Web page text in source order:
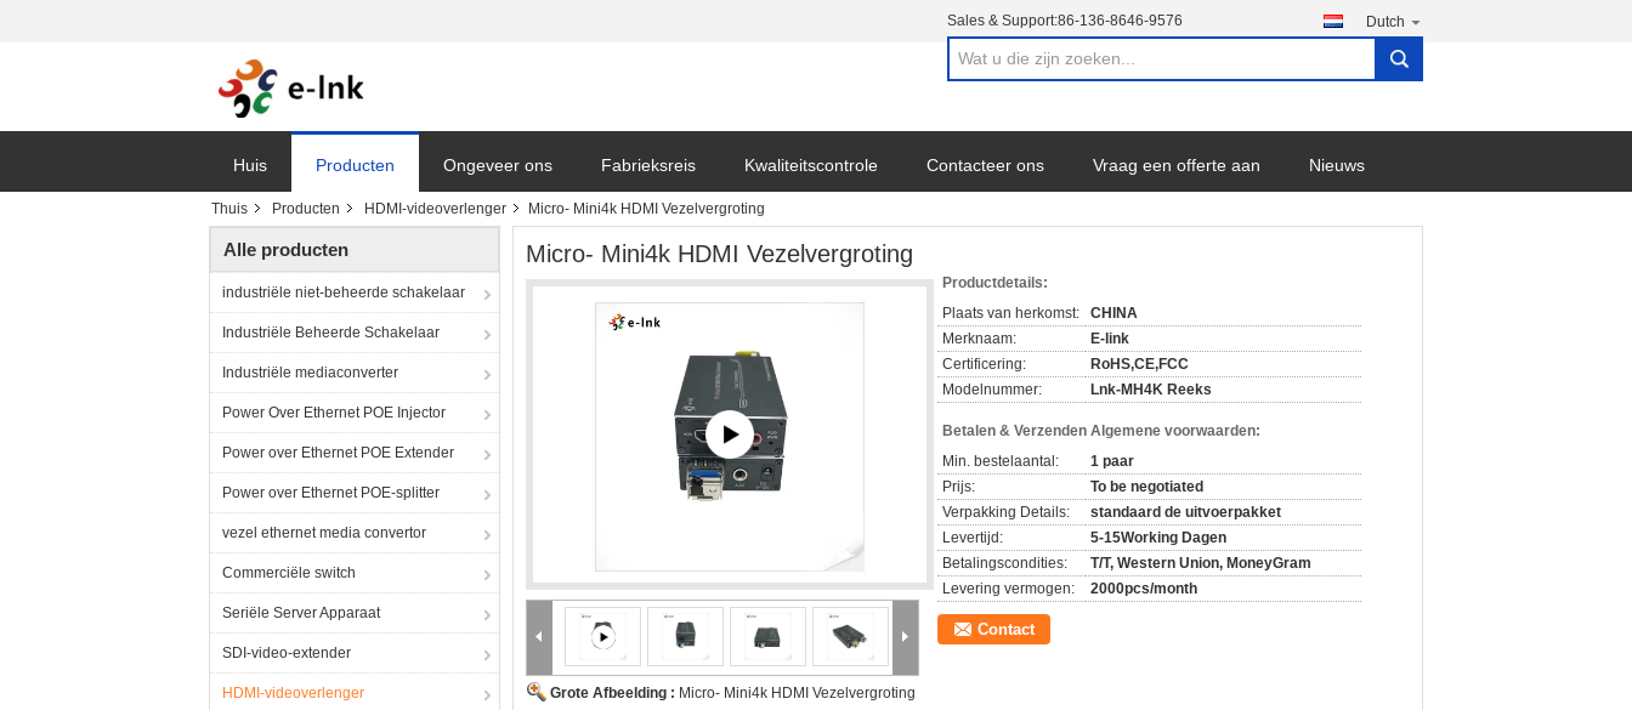
Sales & Support:86-136-8646-9576 Dutch
search
Huis Producten Ongeveer ons Fabrieksreis Kwaliteitscontrole Contacteer ons Vraag een offerte aan Nieuws
Thuis Producten HDMI-videoverlenger Micro- Mini4k HDMI Vezelvergroting
Alle producten
industriële niet-beheerde schakelaar
Industriële Beheerde Schakelaar
Industriële mediaconverter
Power Over Ethernet POE Injector
Power over Ethernet POE Extender
Power over Ethernet POE-splitter
vezel ethernet media convertor
Commerciële switch
Seriële Server Apparaat
SDI-video-extender
HDMI-videoverlenger
Micro- Mini4k HDMI Vezelvergroting
Grote Afbeelding : Micro- Mini4k HDMI Vezelvergroting
Productdetails:
Plaats van herkomst:
CHINA
Merknaam:
E-link
Certificering:
RoHS,CE,FCC
Modelnummer:
Lnk-MH4K Reeks
Betalen & Verzenden Algemene voorwaarden:
Min. bestelaantal:
1 paar
Prijs:
To be negotiated
Verpakking Details:
standaard de uitvoerpakket
Levertijd:
5-15Working Dagen
Betalingscondities:
T/T, Western Union, MoneyGram
Levering vermogen:
2000pcs/month
Contact